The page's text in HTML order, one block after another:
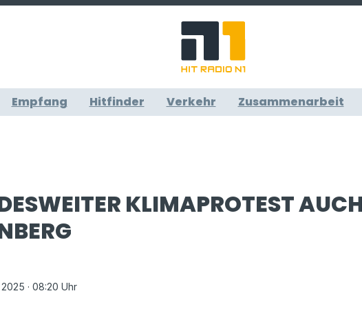
Empfang Hitfinder Verkehr Zusammenarbeit
KLIMAPROTEST
2025 · 08:20 Uhr